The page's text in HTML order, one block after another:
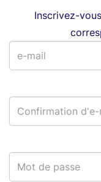
Inscrivez-